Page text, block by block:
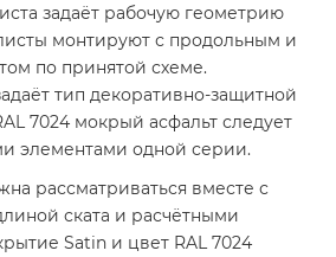
задаёт рабочую геометрию
монтируют с продольным и
по принятой схеме.
тип декоративно-защитной
7024 мокрый асфальт следует
элементами одной серии.
рассматриваться вместе с
ската и расчётными
Satin и цвет RAL 7024